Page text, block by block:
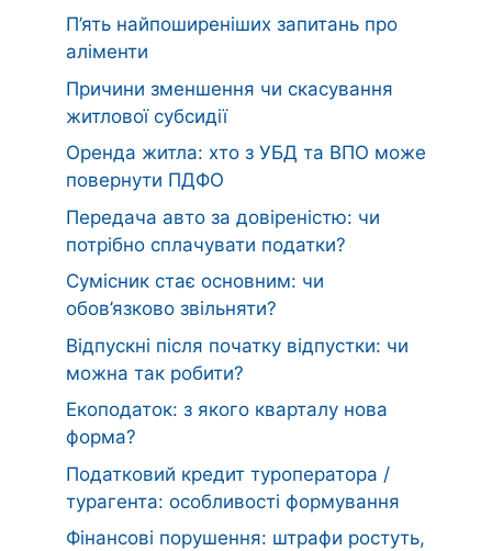
П’ять найпоширеніших запитань про
аліменти
Причини зменшення чи скасування
житлової субсидії
Оренда житла: хто з УБД та ВПО може
повернути ПДФО
Передача авто за довіреністю: чи
потрібно сплачувати податки?
Сумісник стає основним: чи
обов’язково звільняти?
Відпускні після початку відпустки: чи
можна так робити?
Екоподаток: з якого кварталу нова
форма?
Податковий кредит туроператора /
турагента: особливості формування
Фінансові порушення: штрафи ростуть,